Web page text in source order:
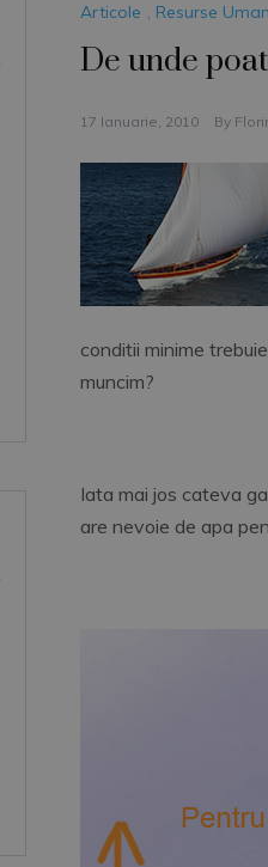
Articole , Resurse
De unde
17 Ianuarie, 2010 By
conditii minime
muncim?
Iata mai jos cateva
are nevoie de apa